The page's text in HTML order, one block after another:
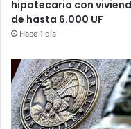
hipotecario con
de hasta 6.000 UF
Hace 1 día